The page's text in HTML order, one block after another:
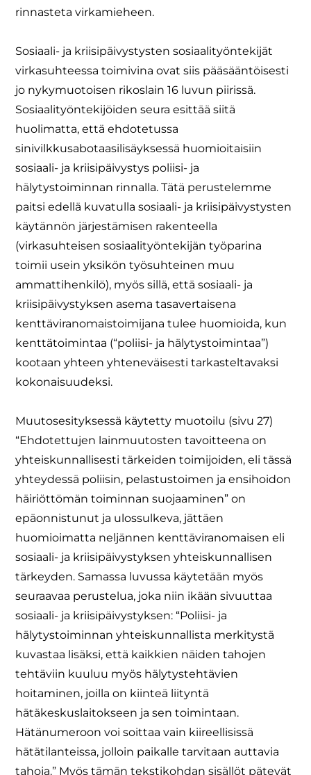
rinnasteta virkamieheen.
Sosiaali- ja kriisipäivystysten sosiaalityöntekijät
virkasuhteessa toimivina ovat siis pääsääntöisesti
jo nykymuotoisen rikoslain 16 luvun piirissä.
Sosiaalityöntekijöiden seura esittää siitä
huolimatta, että ehdotetussa
sinivilkkusabotaasilisäyksessä huomioitaisiin
sosiaali- ja kriisipäivystys poliisi- ja
hälytystoiminnan rinnalla. Tätä perustelemme
paitsi edellä kuvatulla sosiaali- ja kriisipäivystysten
käytännön järjestämisen rakenteella
(virkasuhteisen sosiaalityöntekijän työparina
toimii usein yksikön työsuhteinen muu
ammattihenkilö), myös sillä, että sosiaali- ja
kriisipäivystyksen asema tasavertaisena
kenttäviranomaistoimijana tulee huomioida, kun
kenttätoimintaa (“poliisi- ja hälytystoimintaa”)
kootaan yhteen yhteneväisesti tarkasteltavaksi
kokonaisuudeksi.
Muutosesityksessä käytetty muotoilu (sivu 27)
“Ehdotettujen lainmuutosten tavoitteena on
yhteiskunnallisesti tärkeiden toimijoiden, eli tässä
yhteydessä poliisin, pelastustoimen ja ensihoidon
häiriöttömän toiminnan suojaaminen” on
epäonnistunut ja ulossulkeva, jättäen
huomioimatta neljännen kenttäviranomaisen eli
sosiaali- ja kriisipäivystyksen yhteiskunnallisen
tärkeyden. Samassa luvussa käytetään myös
seuraavaa perustelua, joka niin ikään sivuuttaa
sosiaali- ja kriisipäivystyksen: “Poliisi- ja
hälytystoiminnan yhteiskunnallista merkitystä
kuvastaa lisäksi, että kaikkien näiden tahojen
tehtäviin kuuluu myös hälytystehtävien
hoitaminen, joilla on kiinteä liityntä
hätäkeskuslaitokseen ja sen toimintaan.
Hätänumeroon voi soittaa vain kiireellisissä
hätätilanteissa, jolloin paikalle tarvitaan auttavia
tahoja.” Myös tämän tekstikohdan sisällöt pätevät